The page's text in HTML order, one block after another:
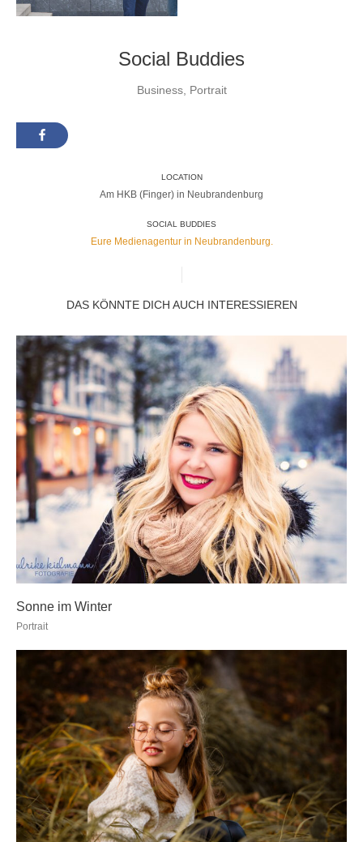
Social Buddies
Business, Portrait
LOCATION
Am HKB (Finger) in Neubrandenburg
SOCIAL BUDDIES
Eure Medienagentur in Neubrandenburg.
DAS KÖNNTE DICH AUCH INTERESSIEREN
Sonne im Winter
Portrait